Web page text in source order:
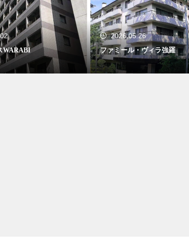
WARABI
2026.05.26
ファミール・ヴィラ強羅